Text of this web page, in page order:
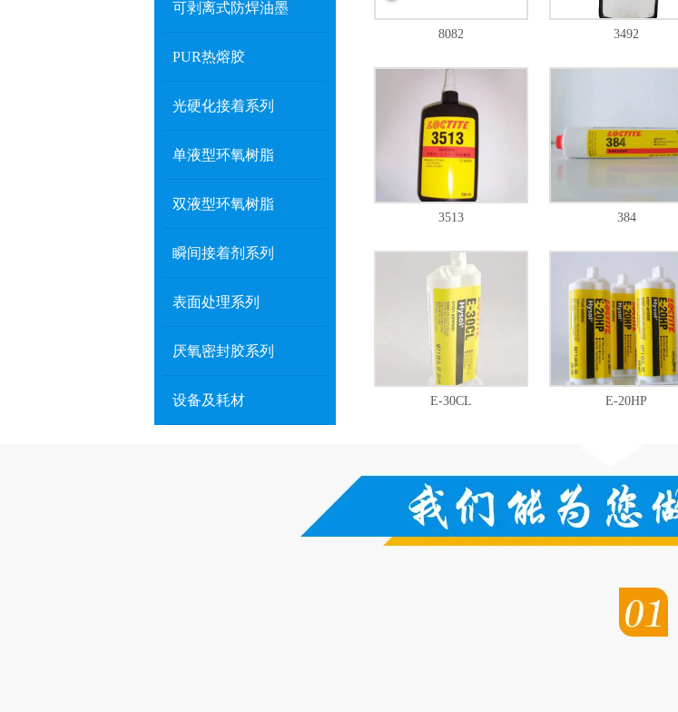
可剥离式防焊油墨
PUR热熔胶
光硬化接着系列
单液型环氧树脂
双液型环氧树脂
瞬间接着剂系列
表面处理系列
厌氧密封胶系列
设备及耗材
8082 3492
3513 384
E-30CL E-20HP